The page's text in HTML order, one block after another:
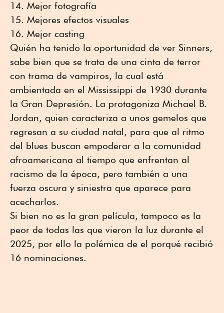
Mejor fotografía
Mejores efectos visuales
Mejor casting
Quién ha tenido la oportunidad de ver Sinners,
sabe bien que se trata de una cinta de terror
con trama de vampiros, la cual está
ambientada en el Mississippi de 1930 durante
la Gran Depresión. La protagoniza Michael B.
Jordan, quien caracteriza a unos gemelos que
regresan a su ciudad natal, para que al ritmo
del blues buscan empoderar a la comunidad
afroamericana al tiempo que enfrentan al
racismo de la época, pero también a una
fuerza oscura y siniestra que aparece para
acecharlos.
Si bien no es la gran película, tampoco es la
peor de todas las que vieron la luz durante el
2025, por ello la polémica de el porqué recibió
16 nominaciones.